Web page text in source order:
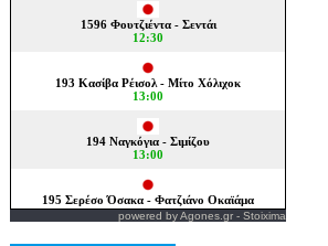
powered byAgones.gr- Stoixima